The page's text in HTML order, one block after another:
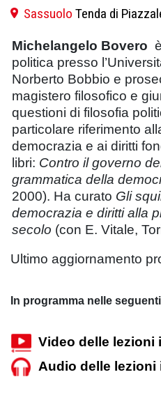
Sassuolo Tenda di
Michelangelo Bovero
politica presso
Norberto Bobbio e
magistero filosofico e
questioni di filosofia
particolare riferimento
democrazia e ai diritti
libri: Contro il governo
grammatica della
2000). Ha curato Gli
democrazia e diritti alla
secolo (con E. Vitale,
Ultimo aggiornamento
In programma nelle
Video delle lezioni
Audio delle lezioni